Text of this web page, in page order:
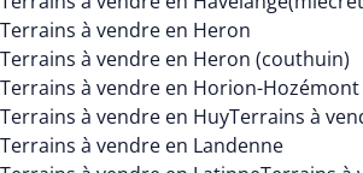
Terrains à vendre en Heron
Terrains à vendre en Heron (couthuin)
Terrains à vendre en Horion-Hozémont
Terrains à vendre en HuyTerrains à
Terrains à vendre en Landenne